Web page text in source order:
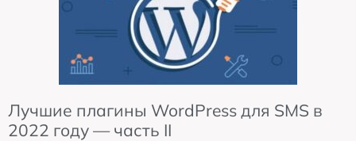
Лучшие плагины WordPress для SMS в
2022 году — часть II